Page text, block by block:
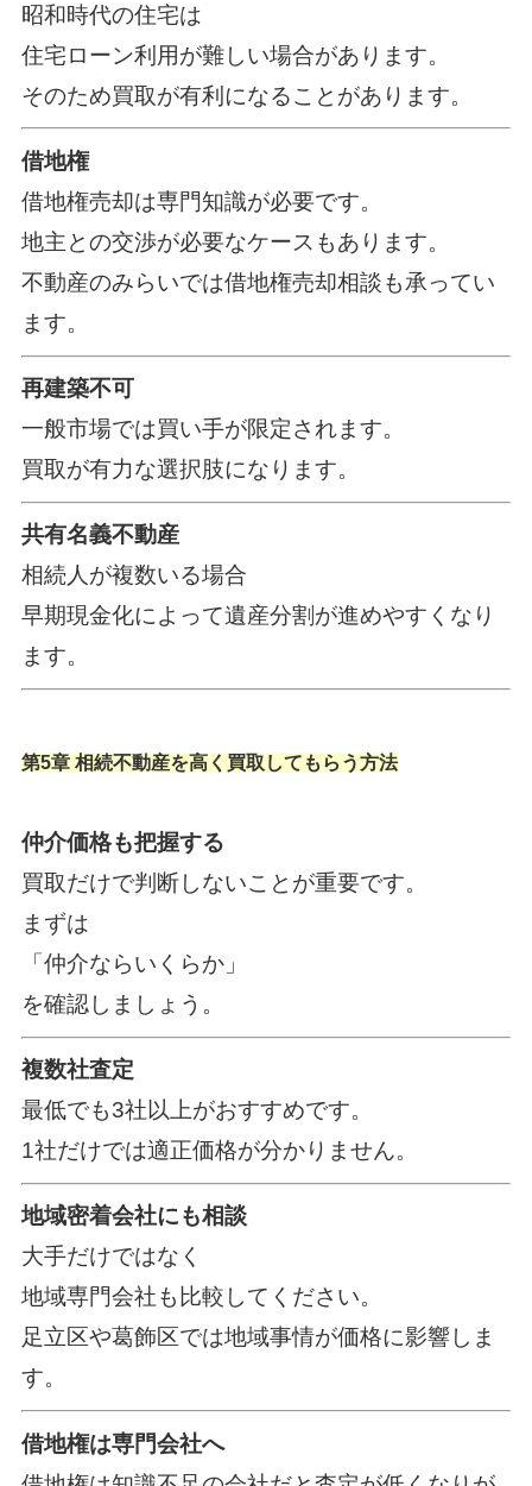
昭和時代の住宅は
住宅ローン利用が難しい場合があります。
そのため買取が有利になることがあります。
借地権
借地権売却は専門知識が必要です。
地主との交渉が必要なケースもあります。
不動産のみらいでは借地権売却相談も承ってい
ます。
再建築不可
一般市場では買い手が限定されます。
買取が有力な選択肢になります。
共有名義不動産
相続人が複数いる場合
早期現金化によって遺産分割が進めやすくなり
ます。
第5章 相続不動産を高く買取してもらう方法
仲介価格も把握する
買取だけで判断しないことが重要です。
まずは
「仲介ならいくらか」
を確認しましょう。
複数社査定
最低でも3社以上がおすすめです。
1社だけでは適正価格が分かりません。
地域密着会社にも相談
大手だけではなく
地域専門会社も比較してください。
足立区や葛飾区では地域事情が価格に影響しま
す。
借地権は専門会社へ